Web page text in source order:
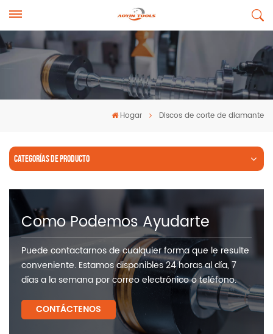
Hogar Discos de corte de diamante
CATEGORÍAS DE PRODUCTO
Como Podemos Ayudarte
Puede contactarnos de cualquier forma que le resulte
conveniente. Estamos disponibles 24 horas al día, 7
días a la semana por correo electrónico o teléfono.
CONTÁCTENOS